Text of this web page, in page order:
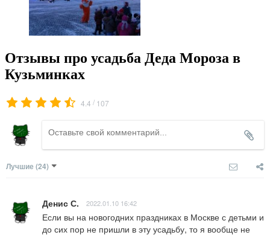
Отзывы про усадьба Деда Мороза в
Кузьминках
4.4 / 107
Лучшие (24)
Денис С. 2022.01.10 16:42
Если вы на новогодних праздниках в Москве с детьми и
до сих пор не пришли в эту усадьбу, то я вообще не